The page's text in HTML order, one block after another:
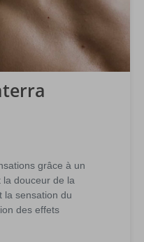
grâce à un
la douceur de la
la sensation du
des effets